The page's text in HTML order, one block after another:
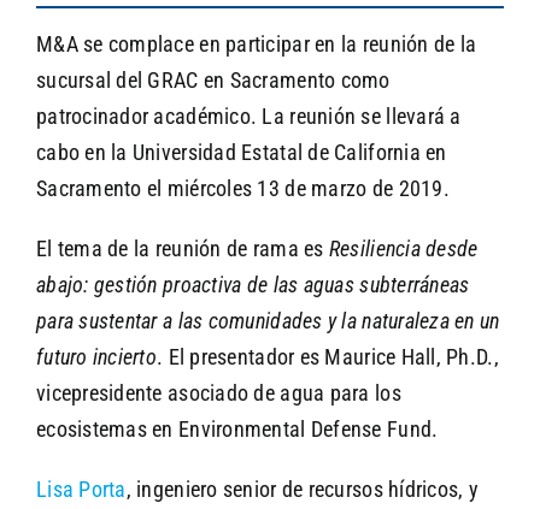
M&A se complace en participar en la reunión de la
sucursal del GRAC en Sacramento como
patrocinador académico. La reunión se llevará a
cabo en la Universidad Estatal de California en
Sacramento el miércoles 13 de marzo de 2019.
El tema de la reunión de rama es Resiliencia desde
abajo: gestión proactiva de las aguas subterráneas
para sustentar a las comunidades y la naturaleza en un
futuro incierto. El presentador es Maurice Hall, Ph.D.,
vicepresidente asociado de agua para los
ecosistemas en Environmental Defense Fund.
Lisa Porta, ingeniero senior de recursos hídricos, y